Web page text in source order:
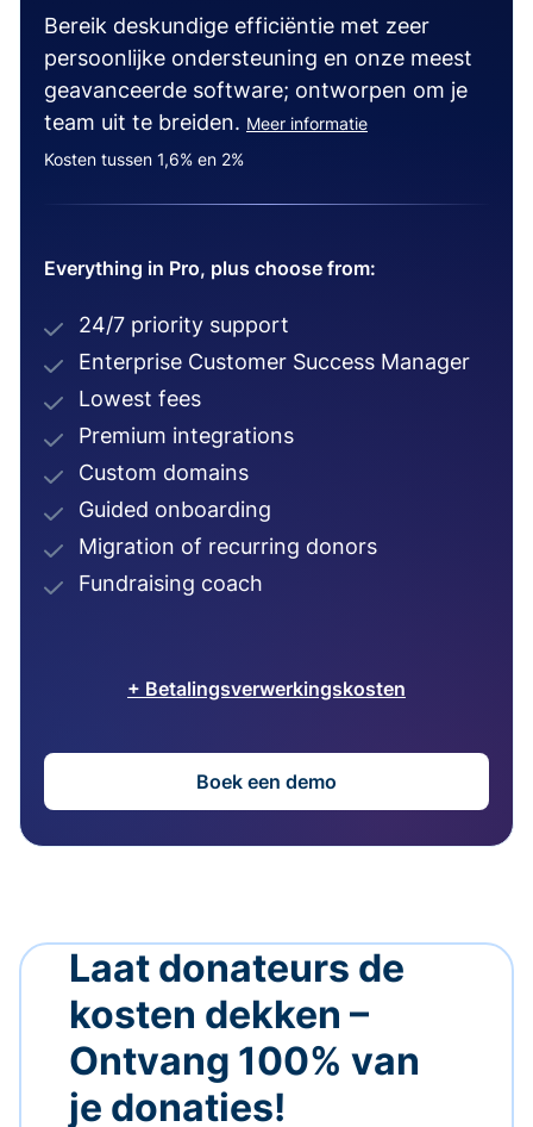
Bereik deskundige efficiëntie met zeer
persoonlijke ondersteuning en onze meest
geavanceerde software; ontworpen om je
team uit te breiden. Meer informatie
Kosten tussen 1,6% en 2%
Everything in Pro, plus choose from:
24/7 priority support
Enterprise Customer Success Manager
Lowest fees
Premium integrations
Custom domains
Guided onboarding
Migration of recurring donors
Fundraising coach
+ Betalingsverwerkingskosten
Boek een demo
Laat donateurs de
kosten dekken –
Ontvang 100% van
je donaties!